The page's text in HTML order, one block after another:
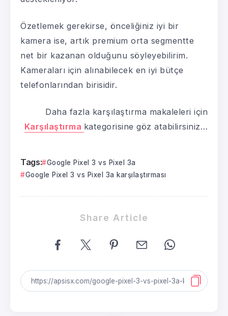
Özetlemek gerekirse, önceliğiniz iyi bir
kamera ise, artık premium orta segmentte
net bir kazanan olduğunu söyleyebilirim.
Kameraları için alınabilecek en iyi bütçe
telefonlarından birisidir.
Daha fazla karşılaştırma makaleleri için
Karşılaştırma kategorisine göz atabilirsiniz…
Tags:
Google Pixel 3 vs Pixel 3a
Google Pixel 3 vs Pixel 3a karşılaştırması
Share Article